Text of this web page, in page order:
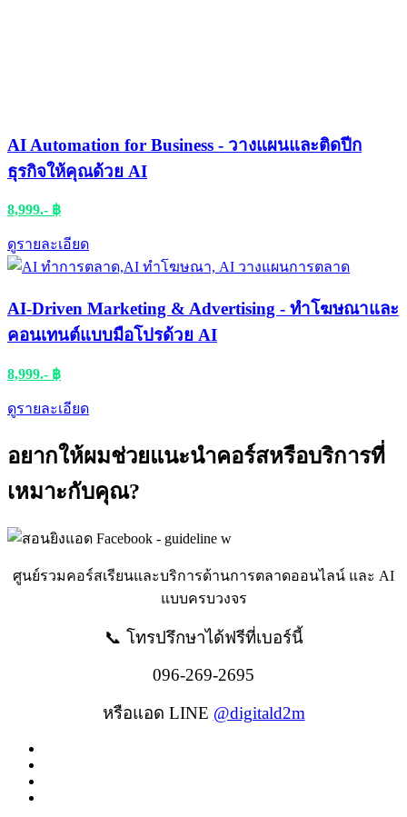
AI Automation for Business - วางแผนและติดปีก
ธุรกิจให้คุณด้วย AI
8,999.- ฿
ดูรายละเอียด​
AI-Driven Marketing & Advertising - ทำโฆษณาและ
คอนเทนต์แบบมือโปรด้วย AI
8,999.- ฿
ดูรายละเอียด​
อยากให้ผมช่วยแนะนำคอร์สหรือบริการที่
เหมาะกับคุณ?
ศูนย์รวมคอร์สเรียนและบริการด้านการตลาดออนไลน์ และ AI
แบบครบวงจร
📞 โทรปรึกษาได้ฟรีที่เบอร์นี้
096-269-2695
หรือแอด LINE @digitald2m